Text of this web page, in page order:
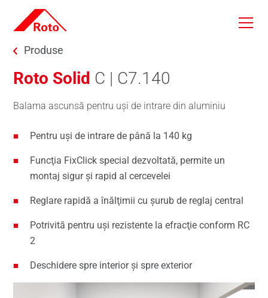
Skip to main content
You are here:
Produse
Roto Solid C | C7.140
Balama ascunsă pentru uşi de intrare din aluminiu
Pentru uşi de intrare de până la 140 kg
Funcţia FixClick special dezvoltată, permite un
montaj sigur şi rapid al cercevelei
Reglare rapidă a înălţimii cu şurub de reglaj central
Potrivită pentru uşi rezistente la efracţie conform RC
2
Deschidere spre interior şi spre exterior